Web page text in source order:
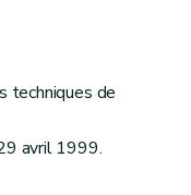
techniques de
avril 1999.